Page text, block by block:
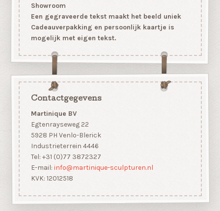
Showroom
Een gegraveerde tekst maakt het beeld uniek
Cadeauverpakking en persoonlijk kaartje is
mogelijk met eigen tekst.
Contactgegevens
Martinique BV
Egtenrayseweg 22
5928 PH Venlo-Blerick
Industrieterrein 4446
Tel: +31 (0)77 3872327
E-mail: info@martinique-sculpturen.nl
KVK: 12012518